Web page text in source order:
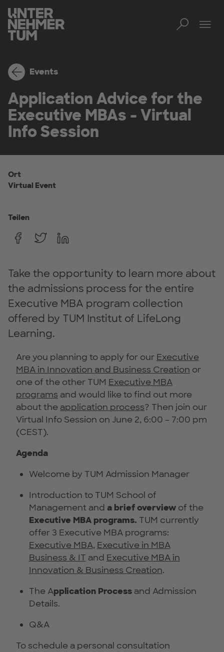
Events
Application Advice for the
Executive MBAs - Virtual
Info Session
Ort
Virtual Event
Teilen
Take the opportunity to learn more about
the admissions process for the entire
Executive MBA program collection
offered by TUM Institut of LifeLong
Learning.
Are you planning to apply for our Executive
MBA in Innovation and Business Creation or
one of the other TUM Executive MBA
programs and would like to find out more
about the application process? Then join our
Virtual Info Session on June 2, 6:00 – 7:00 pm
(CEST).
Agenda
Welcome by TUM Admission Manager
Introduction to TUM School of
Management and a brief overviewof the
Executive MBA programs. TUM currently
offer 3 Executive MBA programs:
Executive MBA, Executive in MBA
Business & IT and Executive MBA in
Innovation & Business Creation.
The Application Processand Admission
Details.
Q&A
To schedule a personal consultation